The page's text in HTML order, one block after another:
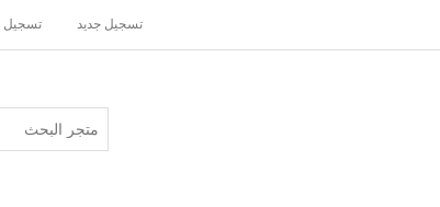
تسجيل جديد تسجيل